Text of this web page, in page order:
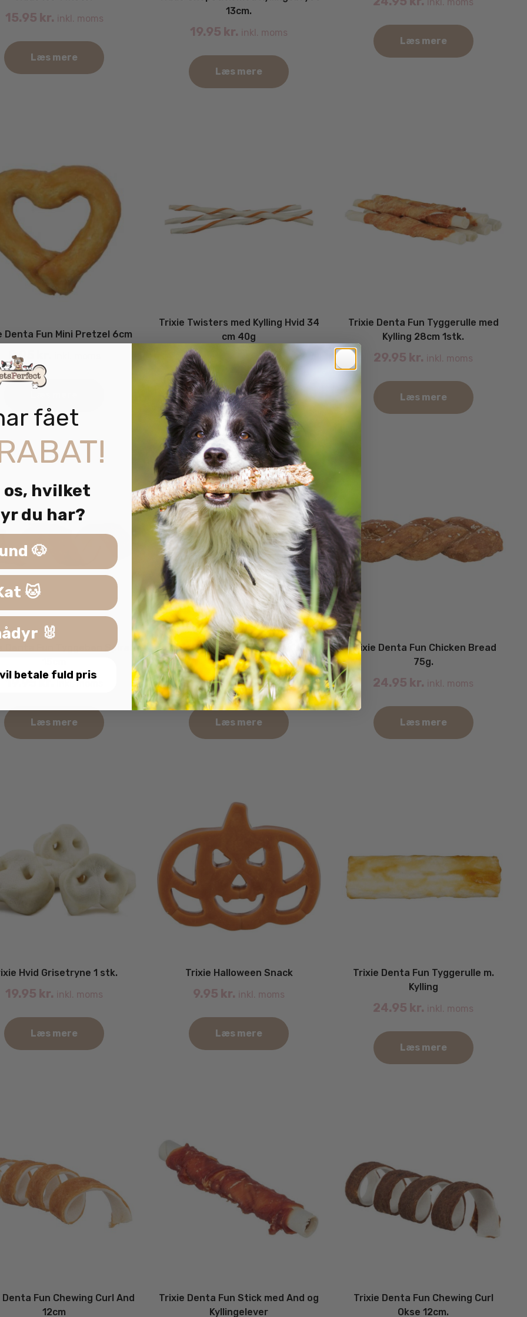
15.95 kr. inkl. moms
Læs mere
13cm.
19.95 kr. inkl. moms
Læs mere
Læs mere
Denta Fun Mini Pretzel 6cm
8.95
Trixie Twisters med Kylling Hvid 34
cm 40g
14.95 inkl. moms
Læs mere
Trixie Denta Fun Tyggerulle med
Kylling 28cm 1stk.
29.95 kr. inkl. moms
Læs mere
Denta Fun Tyggeben Spiral
19.95kr. inkl. moms
Læs mere
Trixie Twisters med Kylling 1stk.
40g.
14.95 kr.inkl. moms
Læs mere
Trixie Denta Fun Chicken Bread
75g.
24.95 kr. inkl. moms
Læs mere
Hvid Grisetryne 1 stk.
19.95 kr. inkl. moms
Læs mere
Trixie Halloween Snack
9.95 kr. inkl. moms
Læs mere
Trixie Denta Fun Tyggerulle m.
Kylling
24.95 kr. inkl. moms
Læs mere
Fun Chewing Curl And
12cm
Trixie Denta Fun Stick med And og
Kyllingelever
Trixie Denta Fun Chewing Curl
Okse 12cm.
fået
hvilket
du har?
🐶
🐱
🐰
betale fuld pris